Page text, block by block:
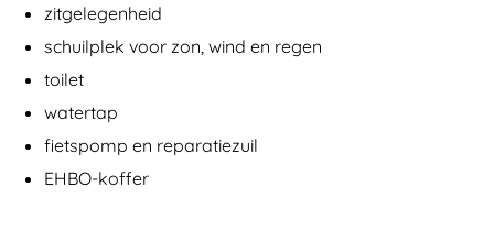
a
m
n
g
t
C
m
p
i
t
C
m
p
i
zitgelegenheid
schuilplek voor zon, wind en regen
toilet
watertap
fietspomp en reparatiezuil
EHBO-koffer